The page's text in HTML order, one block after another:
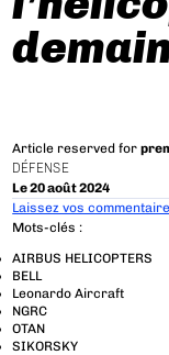
Article reserved for
DÉFENSE
Le 20 août 2024
Laissez vos
Mots-clés :
AIRBUS HELICOPTERS
BELL
Leonardo Aircraft
NGRC
OTAN
SIKORSKY